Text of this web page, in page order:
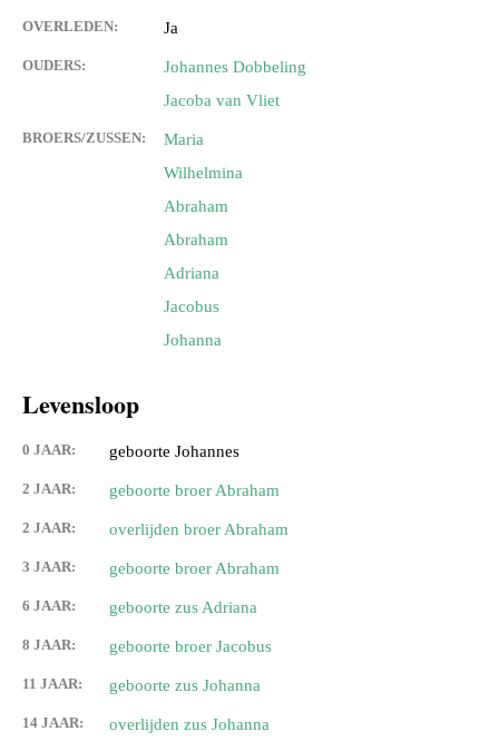
OVERLEDEN: Ja
OUDERS:
Johannes Dobbeling
Jacoba van Vliet
BROERS/ZUSSEN:
Maria
Wilhelmina
Abraham
Abraham
Adriana
Jacobus
Johanna
Levensloop
0 JAAR: geboorte Johannes
2 JAAR: geboorte broer Abraham
2 JAAR: overlijden broer Abraham
3 JAAR: geboorte broer Abraham
6 JAAR: geboorte zus Adriana
8 JAAR: geboorte broer Jacobus
11 JAAR: geboorte zus Johanna
14 JAAR: overlijden zus Johanna